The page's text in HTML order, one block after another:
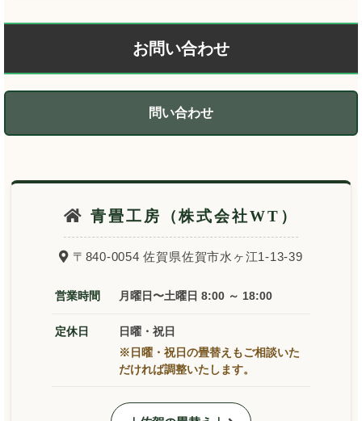
お問い合わせ
問い合わせ
青畳工房（株式会社WT）
〒840-0054 佐賀県佐賀市水ヶ江1-13-39
営業時間 月曜日〜土曜日 8:00 ～ 18:00
定休日 日曜・祝日
※日曜・祝日の畳替えもご相談いた
だければ調整いたします。